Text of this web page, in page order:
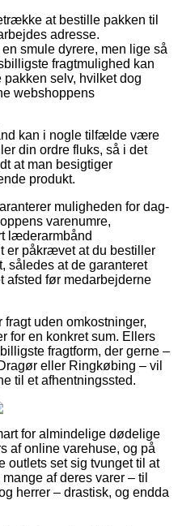
at bestille pakken til
adresse.
smule dyrere, men lige så
fragtmulighed kan
selv, hvilket dog
webshoppens
kan i nogle tilfælde være
din ordre fluks, så i det
at man besigtiger
produkt.
muligheden for dag-
varenumre,
læderarmbånd
er påkrævet at du bestiller
således at de garanteret
afsted før medarbejderne
uden omkostninger,
for en konkret sum. Ellers
fragtform, der gerne –
eller Ringkøbing – vil
til et afhentningssted.
for almindelige dødelige
af online varehuse, og på
outlets set sig tvunget til at
af deres varer – til
herrer – drastisk, og endda